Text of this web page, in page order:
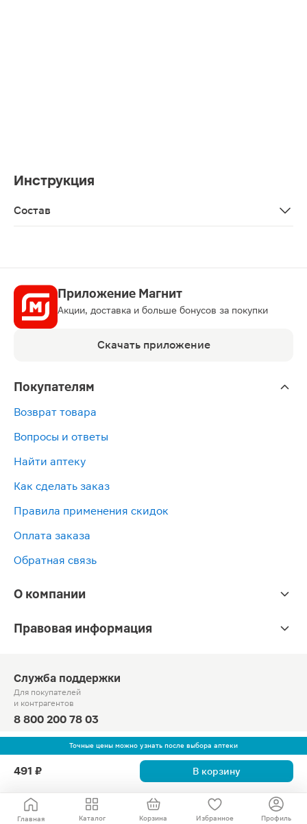
Точные цены можно узнать после выбора аптеки
491 ₽ В корзину
Инструкция
Состав
Главная Каталог Корзина Избранное Профиль
Приложение Магнит
Акции, доставка и больше бонусов за покупки
Скачать приложение
Покупателям
Возврат товара
Вопросы и ответы
Найти аптеку
Как сделать заказ
Правила применения скидок
Оплата заказа
Обратная связь
О компании
Правовая информация
Служба поддержки
Для покупателей
и контрагентов
8 800 200 78 03
Круглосуточно, звонок по России бесплатный
© Официальный сайт сети «Магнит».